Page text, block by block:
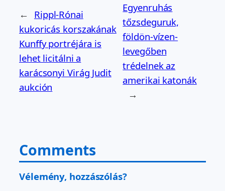
← Rippl-Rónai
kukoricás korszakának
Kunffy portréjára is
lehet licitálni a
karácsonyi Virág Judit
aukción
Egyenruhás
tőzsdeguruk,
földön-vízen-
levegőben
trédelnek az
amerikai katonák
→
Comments
Vélemény, hozzászólás?